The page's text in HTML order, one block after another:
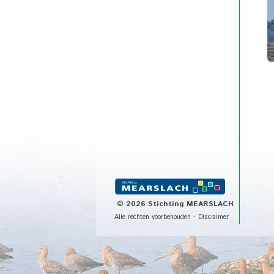
© 2026 Stichting MEARSLACH
Alle rechten voorbehouden - Disclaimer